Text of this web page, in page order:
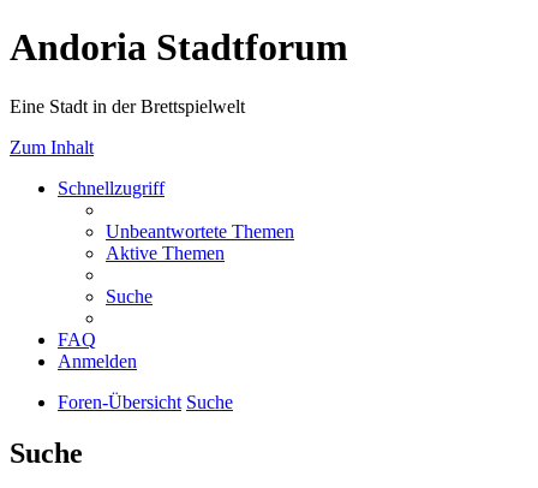
Andoria Stadtforum
Eine Stadt in der Brettspielwelt
Zum Inhalt
Schnellzugriff
Unbeantwortete Themen
Aktive Themen
Suche
FAQ
Anmelden
Foren-Übersicht Suche
Suche